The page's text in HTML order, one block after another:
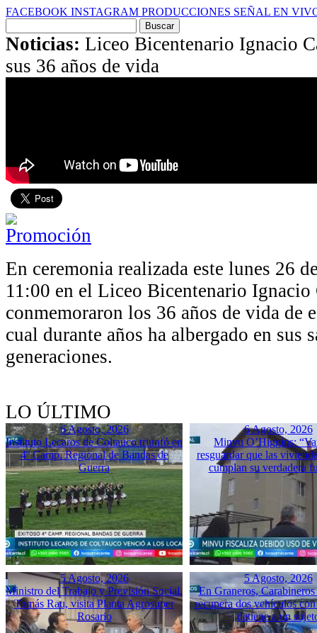
FACEBOOK INSTAGRAM PRODUCCIONES SEÑAL EN
por:
Noticias: Liceo Bicentenario Ignacio
sus 36 años de vida
En ceremonia realizada este lunes 26
11:00 en el Liceo Bicentenario Ignacio
conmemoraron los 36 años de vida de
cual durante años ha albergado en sus
generaciones.
LO ÚLTIMO
6 Agosto, 2026
Instituto Lecaros de Coltauco triunfó en
4º Camp. Regional de Bandas de
Guerra
6 Agosto, 2026
Minvu O’Higgins:
resguardar que las
cumplan su verdadera
5 Agosto, 2026
Ministro del Trabajo y Previsión Social,
Tomás Rau, visita Planta Agrosuper
Rosario
5 Agosto, 2026
En Graneros,
recupera dos vehículos
detiene a un